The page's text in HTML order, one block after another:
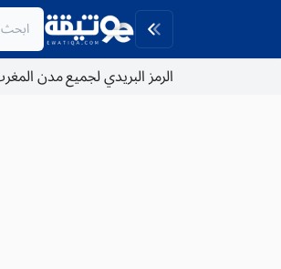
الرمز البريدي لجميع مدن